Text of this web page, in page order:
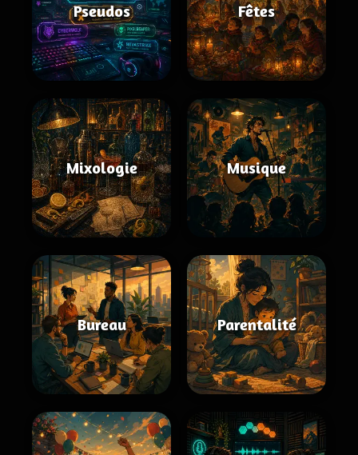
Pseudos Fêtes
Mixologie Musique
Bureau Parentalité